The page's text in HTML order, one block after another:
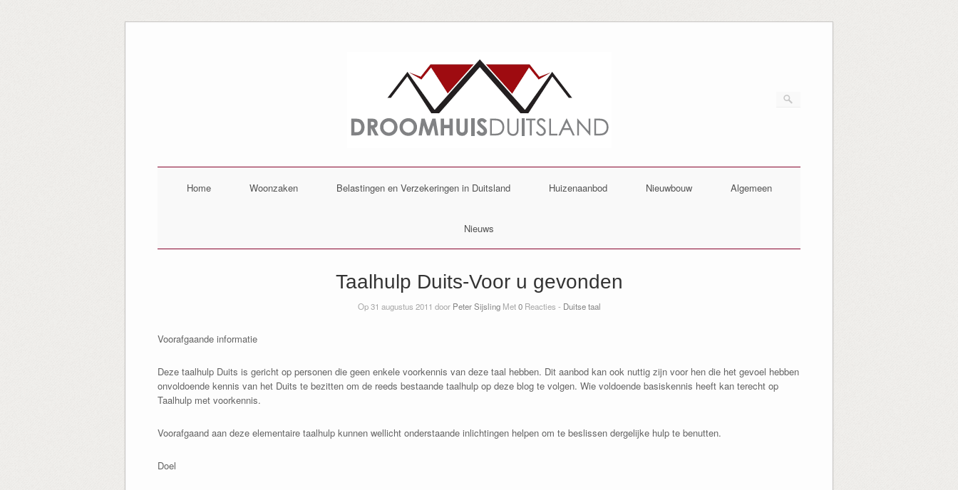
Home Woonzaken Belastingen en Verzekeringen in Duitsland Huizenaanbod Nieuwbouw Algemeen
Nieuws
Taalhulp Duits-Voor u gevonden
Op 31 augustus 2011 door Peter SijslingMet0Reacties - Duitse taal
Voorafgaande informatie
Deze taalhulp Duits is gericht op personen die geen enkele voorkennis van deze taal hebben. Dit aanbod kan ook nuttig zijn voor hen die het gevoel hebben
onvoldoende kennis van het Duits te bezitten om de reeds bestaande taalhulp op deze blog te volgen. Wie voldoende basiskennis heeft kan terecht op
Taalhulp met voorkennis.
Voorafgaand aan deze elementaire taalhulp kunnen wellicht onderstaande inlichtingen helpen om te beslissen dergelijke hulp te benutten.
Doel